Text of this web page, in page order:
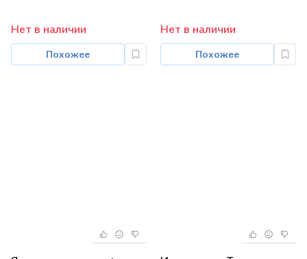
Нет в наличии
Похожее
Нет в наличии
Похожее